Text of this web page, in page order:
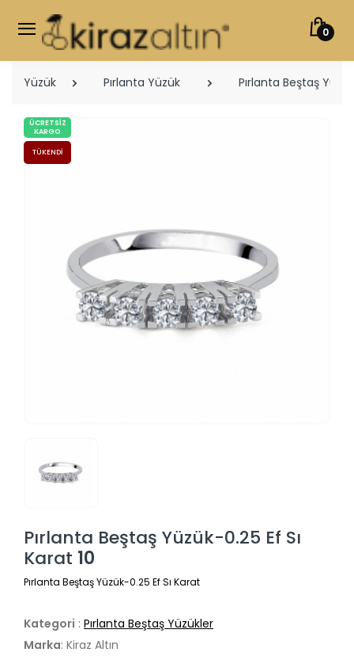
0
Yüzük Pırlanta Yüzük Pırlanta Beştaş
ÜCRETSIZ
KARGO
TÜKENDI
Pırlanta Beştaş Yüzük-0.25 Ef Sı
Karat 10
Pırlanta Beştaş Yüzük-0.25 Ef Sı Karat
Kategori : Pırlanta Beştaş Yüzükler
Marka: Kiraz Altın